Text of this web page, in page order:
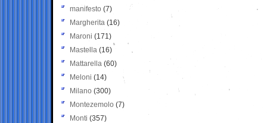
manifesto (7)
Margherita (16)
Maroni (171)
Mastella (16)
Mattarella (60)
Meloni (14)
Milano (300)
Montezemolo (7)
Monti (357)